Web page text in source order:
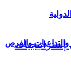
والفرص